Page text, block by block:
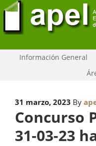
Información General
31 marzo, 2023 By
Concurso
31-03-23